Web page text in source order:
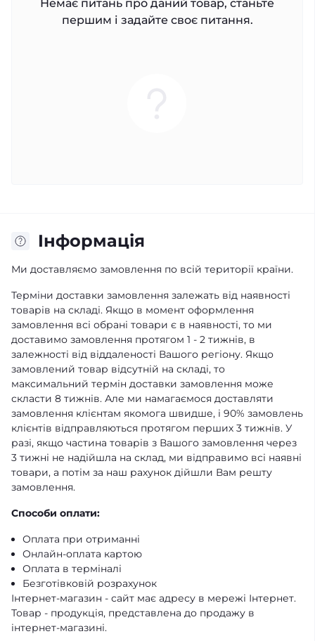
Немає питань про даний товар, станьте
першим і задайте своє питання.
Iнформація
Ми доставляємо замовлення по всій території країни.
Терміни доставки замовлення залежать від наявності
товарів на складі. Якщо в момент оформлення
замовлення всі обрані товари є в наявності, то ми
доставимо замовлення протягом 1 - 2 тижнів, в
залежності від віддаленості Вашого регіону. Якщо
замовлений товар відсутній на складі, то
максимальний термін доставки замовлення може
скласти 8 тижнів. Але ми намагаємося доставляти
замовлення клієнтам якомога швидше, і 90% замовлень
клієнтів відправляються протягом перших 3 тижнів. У
разі, якщо частина товарів з Вашого замовлення через
3 тижні не надійшла на склад, ми відправимо всі наявні
товари, а потім за наш рахунок дійшли Вам решту
замовлення.
Способи оплати:
Оплата при отриманні
Онлайн-оплата картою
Оплата в терміналі
Безготівковій розрахунок
Інтернет-магазин - сайт має адресу в мережі Інтернет.
Товар - продукція, представлена ​​до продажу в
інтернет-магазині.